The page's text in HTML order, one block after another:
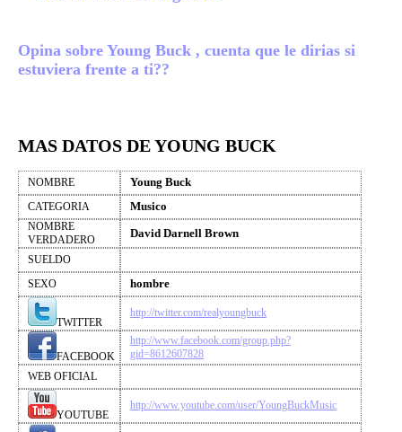
Opina sobre Young Buck , cuenta que le dirias si
estuviera frente a ti??
MAS DATOS DE YOUNG BUCK
NOMBRE Young Buck
CATEGORIA Musico
NOMBRE
VERDADERO
David Darnell Brown
SUELDO
SEXO
hombre
TWITTER
http://twitter.com/realyoungbuck
FACEBOOK
http://www.facebook.com/group.php?
gid=8612607828
WEB OFICIAL
YOUTUBE
http://www.youtube.com/user/YoungBuckMusic